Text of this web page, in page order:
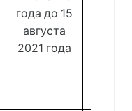
года до 15
августа
2021 года